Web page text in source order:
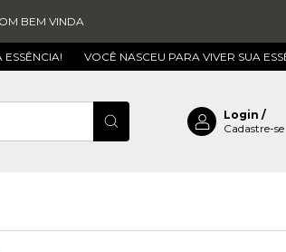
BEM VINDA
VOCÊ NASCEU PARA VIVER SUA ESSÊNCIA!
Login /
Cadastre-se